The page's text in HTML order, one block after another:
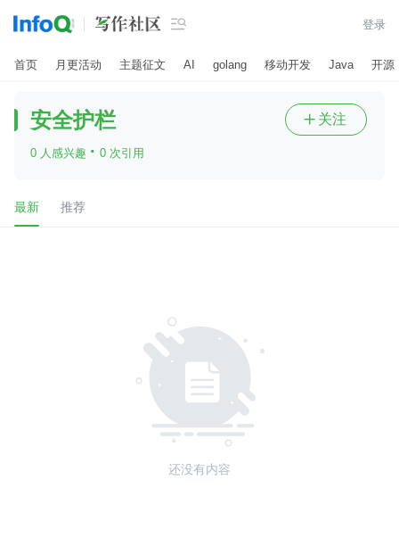
 登录
首页 月更活动 主题征文 AI golang 移动开发 Java 开源
安全护栏
0 人感兴趣 · 0 次引用
 关注
最新 推荐
还没有内容